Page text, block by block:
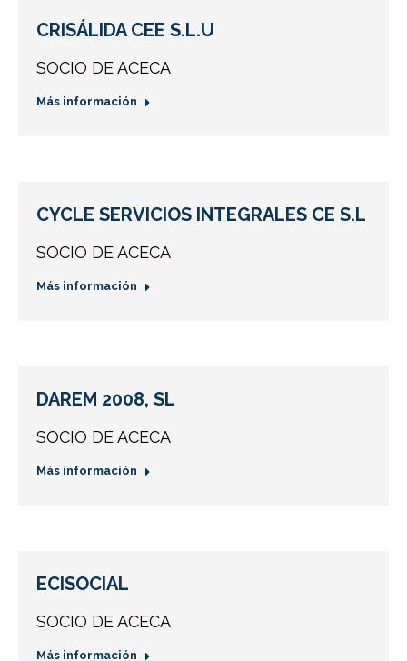
CRISÁLIDA CEE S.L.U
SOCIO DE ACECA
Más información
CYCLE SERVICIOS INTEGRALES CE S.L
SOCIO DE ACECA
Más información
DAREM 2008, SL
SOCIO DE ACECA
Más información
ECISOCIAL
SOCIO DE ACECA
Más información